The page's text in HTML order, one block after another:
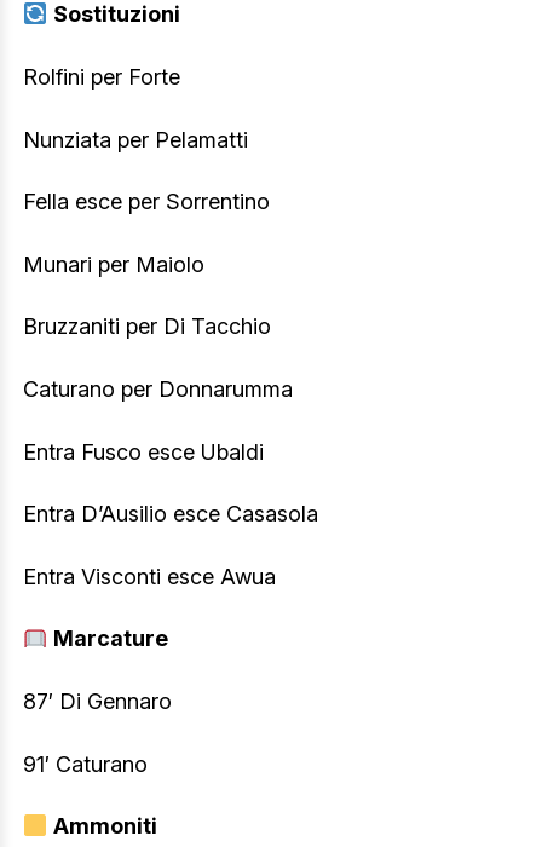
Sostituzioni
Rolfini per Forte
Nunziata per Pelamatti
Fella esce per Sorrentino
Munari per Maiolo
Bruzzaniti per Di Tacchio
Caturano per Donnarumma
Entra Fusco esce Ubaldi
Entra D’Ausilio esce Casasola
Entra Visconti esce Awua
Marcature
87′ Di Gennaro
91′ Caturano
Ammoniti